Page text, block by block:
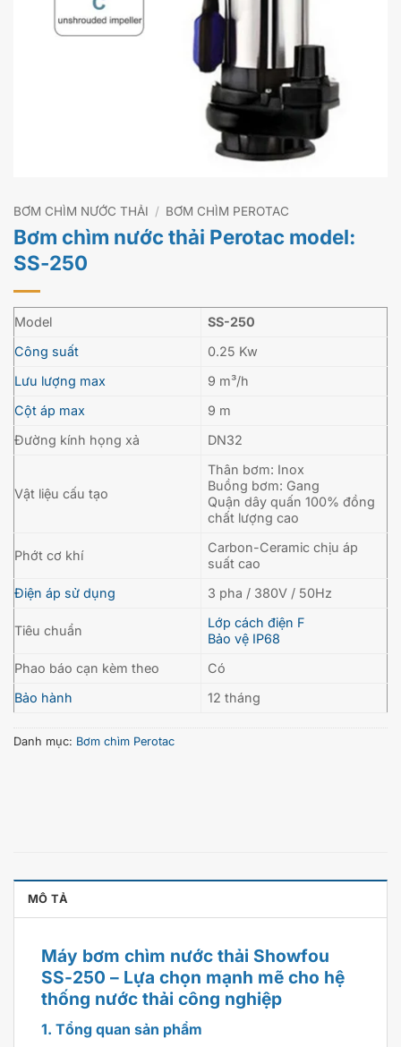
BƠM CHÌM NƯỚC THẢI / BƠM CHÌM PEROTAC
Bơm chìm nước thải Perotac model:
SS-250
Model
SS-250
Công suất
0.25 Kw
Lưu lượng max
9 m³/h
Cột áp max
9 m
Đường kính họng xả
DN32
Vật liệu cấu tạo
Thân bơm: Inox
Buồng bơm: Gang
Quận dây quấn 100% đồng
chất lượng cao
Phớt cơ khí
Carbon-Ceramic chịu áp
suất cao
Điện áp sử dụng
3 pha / 380V / 50Hz
Tiêu chuẩn
Lớp cách điện F
Bảo vệ IP68
Phao báo cạn kèm theo
Có
Bảo hành
12 tháng
Danh mục: Bơm chìm Perotac
MÔ TẢ
Máy bơm chìm nước thải Showfou
SS-250 – Lựa chọn mạnh mẽ cho hệ
thống nước thải công nghiệp
1. Tổng quan sản phẩm